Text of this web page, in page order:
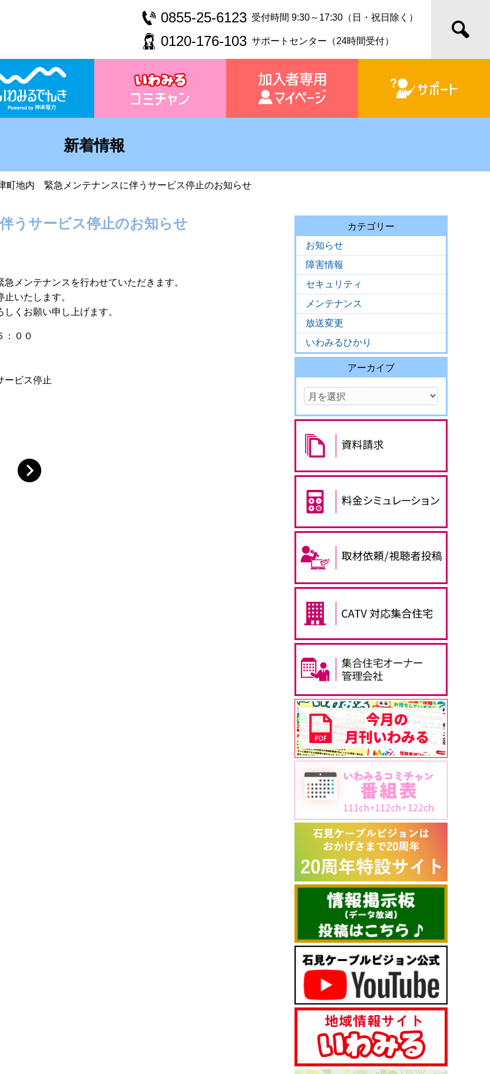
0855-25-6123 受付時間 9:30～17:30（日・祝日除く）
0120-176-103 サポートセンター（24時間受付）
新着情報
町地内 緊急メンテナンスに伴うサービス停止のお知らせ
うサービス停止のお知らせ
メンテナンスを行わせていただきます。
いたします。
くお願い申し上げます。
００
ービス停止
カテゴリー
お知らせ
障害情報
セキュリティ
メンテナンス
放送変更
いわみるひかり
アーカイブ